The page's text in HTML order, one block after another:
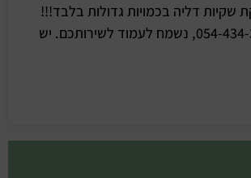
שקיות דליה בכמויות גדולות בלבד!!!
התקשרו: 054-434-3919, נשמח לעמוד לשירותכם. יש